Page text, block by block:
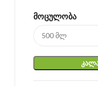
ᲛᲝᲪᲣᲚᲝᲑᲐ